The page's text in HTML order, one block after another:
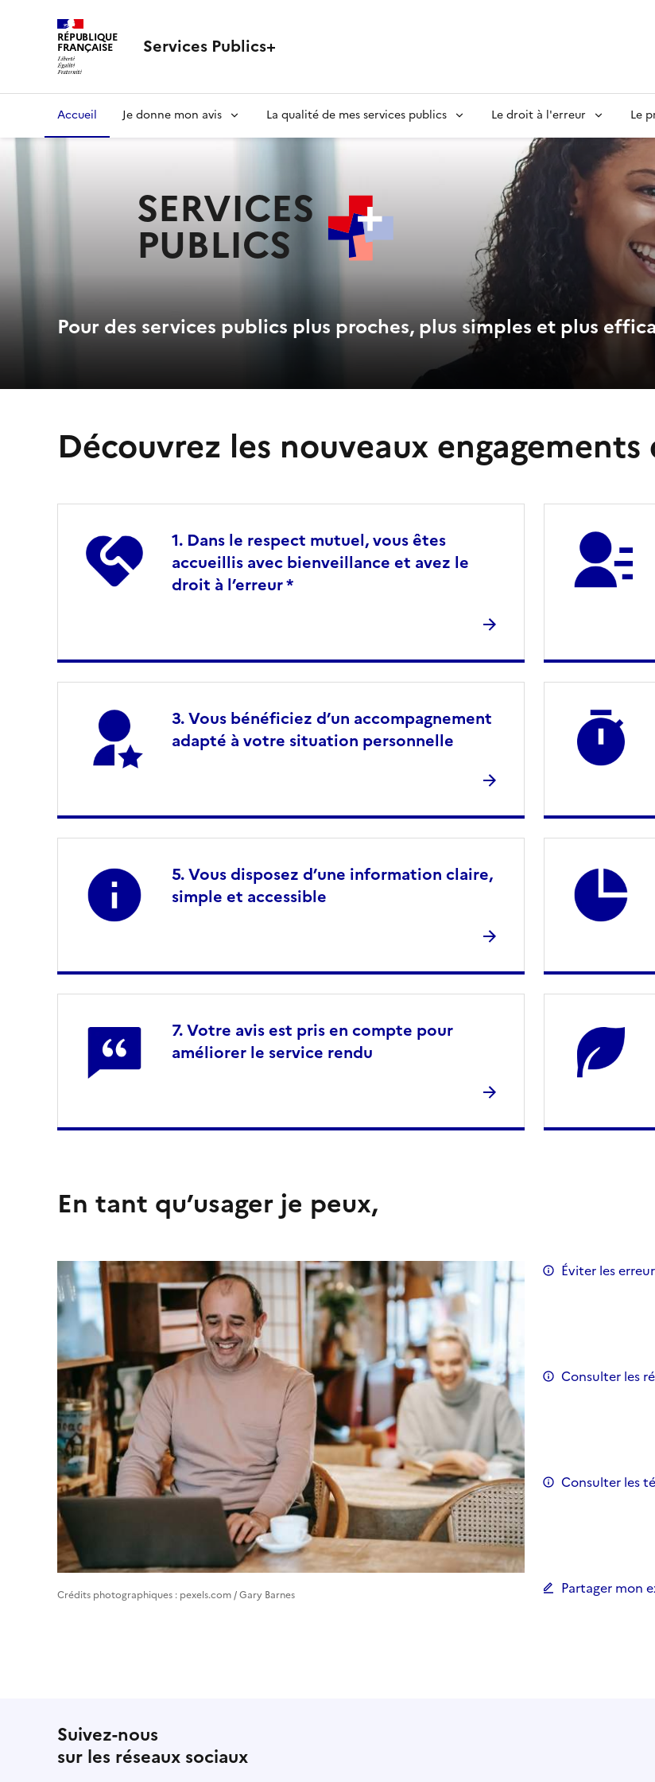
RÉPUBLIQUE
FRANÇAISE Services Publics+
principaleAccueil Je donne mon avis La qualité de mes services publics Le droit à l'erreur Le
SERVICES
PUBLICS
Pour des services publics plus proches, plus simples et plus
Découvrez les nouveaux
Dans le respect mutuel, vous êtes
accueillis avec bienveillance et avez le
droit à l’erreur *
Vous bénéficiez d’un accompagnement
adapté à votre situation personnelle
Vous disposez d’une information claire,
simple et accessible
Votre avis est pris en compte pour
améliorer le service rendu
En tant qu’usager je peux,
Crédits photographiques : pexels.com / Gary Barnes
Éviter les
Consulter les
Consulter les
Partager mon
Suivez-nous
sur les réseaux sociaux